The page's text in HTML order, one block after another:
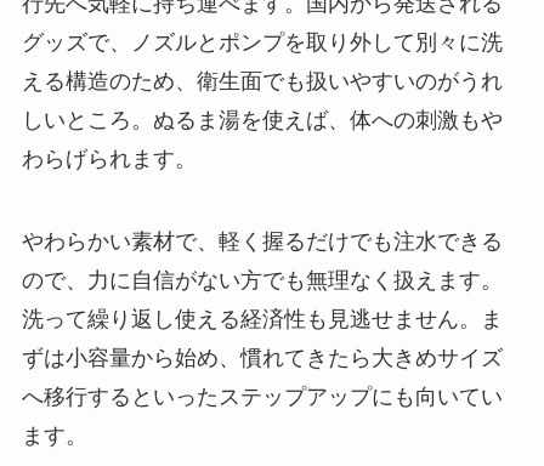
グッズで、ノズルとポンプを取り外して別々に洗
える構造のため、衛生面でも扱いやすいのがうれ
しいところ。ぬるま湯を使えば、体への刺激もや
わらげられます。
やわらかい素材で、軽く握るだけでも注水できる
ので、力に自信がない方でも無理なく扱えます。
洗って繰り返し使える経済性も見逃せません。ま
ずは小容量から始め、慣れてきたら大きめサイズ
へ移行するといったステップアップにも向いてい
ます。